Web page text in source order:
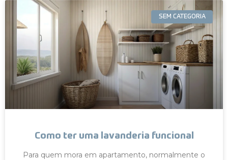
SEM CATEGORIA
Como ter uma lavanderia funcional
Para quem mora em apartamento, normalmente o